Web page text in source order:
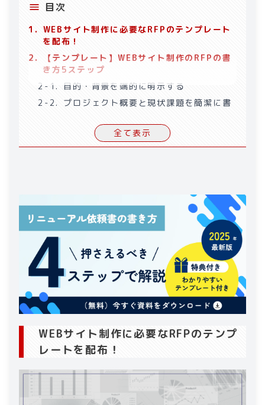
目次
1 . WEBサイト制作に必要なRFPのテンプレート
を配布！
2 .
【テンプレート】WEBサイト制作のRFPの書
き方5ステップ
2-1.
目的・背景を端的に明示する
2-2 .
プロジェクト概要と現状課題を簡潔に書
方針や要件をざっくり示す
2-4. 提案希望内容を列挙
3-2
要件｜優先度が不透明で意図しない設計
に
3-3
参考資料｜参考サイトの抜け漏れ
3-4
予算・スケジュール｜レンジ提示が必須
4. WEBサイト制作後の運用保守は内製化すべき
理由
4-1.
スピーディーな更新業務
4-3 . 嵩張りがちな外注費の削減
4-4. 顧客や市場の変化に対応しやすい
5. WEBサイトの運用保守にはBPOを用いた内製
化がおすすめ
5-1
属人性が低い運用が可能
全て表示
WEBサイト制作に必要なRFPのテンプ
レートを配布！